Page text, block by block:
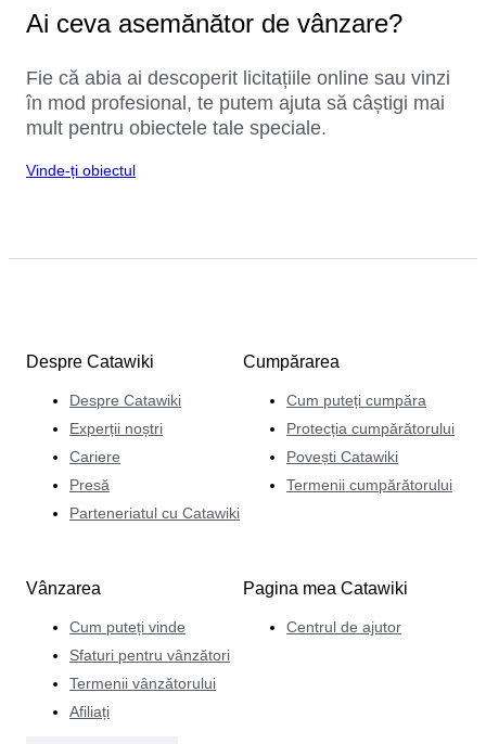
Ai ceva asemănător de vânzare?
Fie că abia ai descoperit licitațiile online sau vinzi
în mod profesional, te putem ajuta să câștigi mai
mult pentru obiectele tale speciale.
Vinde-ți obiectul
Despre Catawiki
Despre Catawiki
Experții noștri
Cariere
Presă
Parteneriatul cu Catawiki
Cumpărarea
Cum puteți cumpăra
Protecția cumpărătorului
Povești Catawiki
Termenii cumpărătorului
Vânzarea
Cum puteți vinde
Sfaturi pentru vânzători
Termenii vânzătorului
Afiliați
Pagina mea Catawiki
Centrul de ajutor